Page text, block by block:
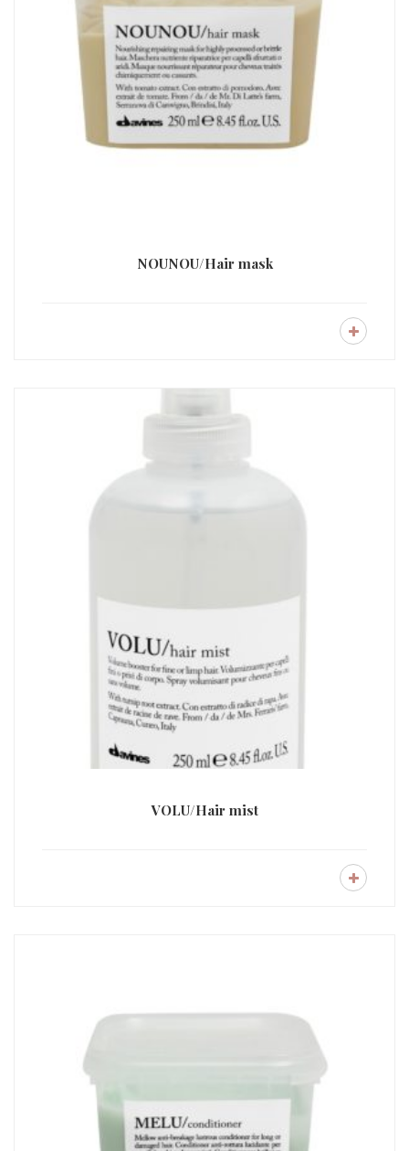
NOUNOU/Hair mask
VOLU/Hair mist